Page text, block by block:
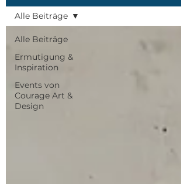
Alle Beiträge
Ermutigung &
Inspiration
Events von
Courage Art &
Design
Alle Beiträge